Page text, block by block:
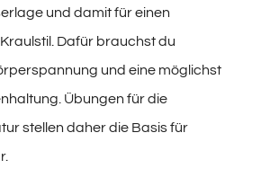
und damit für einen
Dafür brauchst du
und eine möglichst
Übungen für die
stellen daher die Basis für